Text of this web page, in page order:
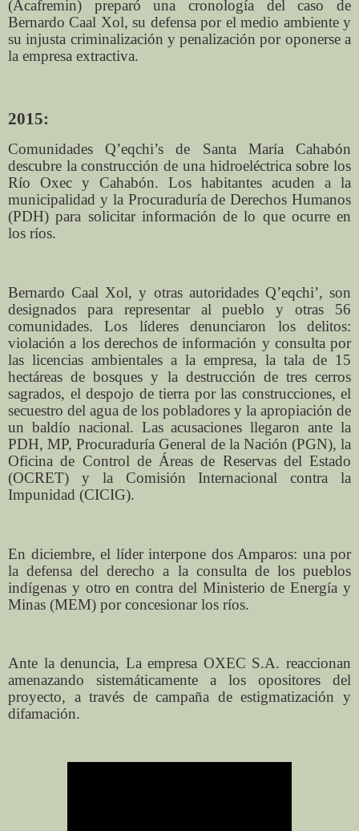
(Acafremin) preparó una cronología del caso de
Bernardo Caal Xol, su defensa por el medio ambiente y
su injusta criminalización y penalización por oponerse a
la empresa extractiva.
2015:
Comunidades Q’eqchi’s de Santa María Cahabón
descubre la construcción de una hidroeléctrica sobre los
Río Oxec y Cahabón. Los habitantes acuden a la
municipalidad y la Procuraduría de Derechos Humanos
(PDH) para solicitar información de lo que ocurre en
los ríos.
Bernardo Caal Xol, y otras autoridades Q’eqchi’, son
designados para representar al pueblo y otras 56
comunidades. Los líderes denunciaron los delitos:
violación a los derechos de información y consulta por
las licencias ambientales a la empresa, la tala de 15
hectáreas de bosques y la destrucción de tres cerros
sagrados, el despojo de tierra por las construcciones, el
secuestro del agua de los pobladores y la apropiación de
un baldío nacional. Las acusaciones llegaron ante la
PDH, MP, Procuraduría General de la Nación (PGN), la
Oficina de Control de Áreas de Reservas del Estado
(OCRET) y la Comisión Internacional contra la
Impunidad (CICIG).
En diciembre, el líder interpone dos Amparos: una por
la defensa del derecho a la consulta de los pueblos
indígenas y otro en contra del Ministerio de Energía y
Minas (MEM) por concesionar los ríos.
Ante la denuncia, La empresa OXEC S.A. reaccionan
amenazando sistemáticamente a los opositores del
proyecto, a través de campaña de estigmatización y
difamación.